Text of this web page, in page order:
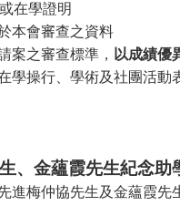
在學證明
本會審查之資料
案之審查標準， 以成績優
學操行、學術及社團活動
、金蘊霞先生紀念助
進梅仲協先生及金蘊霞先